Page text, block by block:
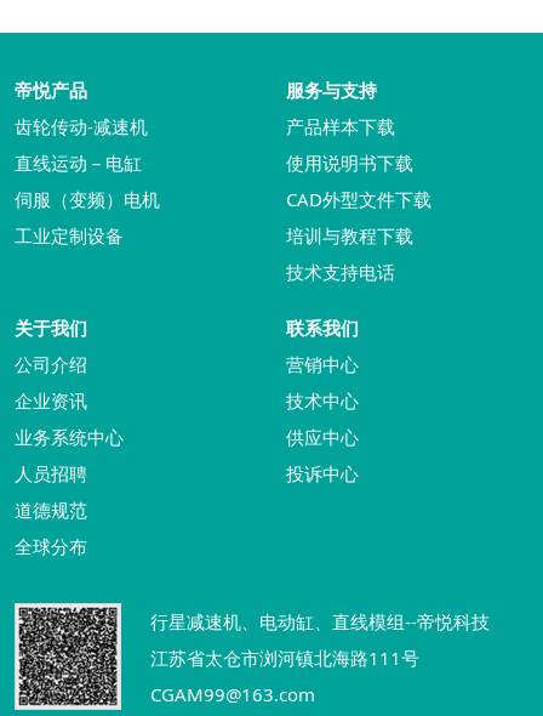
帝悦产品
齿轮传动-减速机
直线运动－电缸
伺服（变频）电机
工业定制设备
服务与支持
产品样本下载
使用说明书下载
CAD外型文件下载
培训与教程下载
技术支持电话
关于我们
公司介绍
企业资讯
业务系统中心
人员招聘
道德规范
全球分布
联系我们
营销中心
技术中心
供应中心
投诉中心
行星减速机、电动缸、直线模组--帝悦科技
江苏省太仓市浏河镇北海路111号
CGAM99@163.com